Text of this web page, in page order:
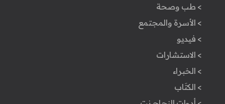
> طب وصحة
> الأسرة والمجتمع
> فيديو
> الاستشارات
> الخبراء
> الكتَاب